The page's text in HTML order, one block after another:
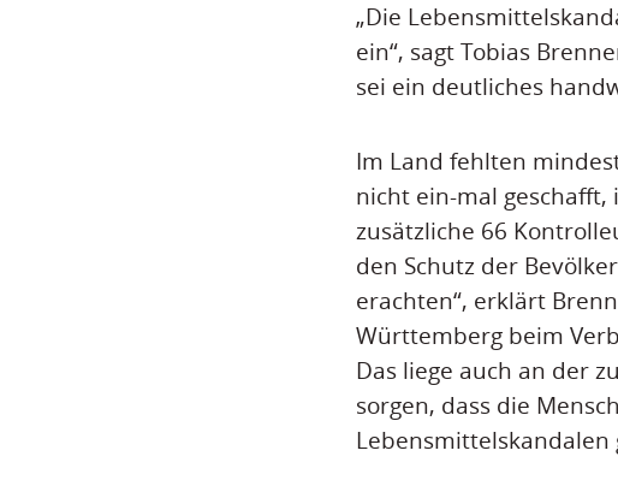
„Die
ein“, sagt Tobias
sei ein deutliches
Im Land fehlten
nicht ein-mal
zusätzliche 66
den Schutz der
erachten“, erklärt
Württemberg beim
Das liege auch an der
sorgen, dass die
Lebensmittelskandalen